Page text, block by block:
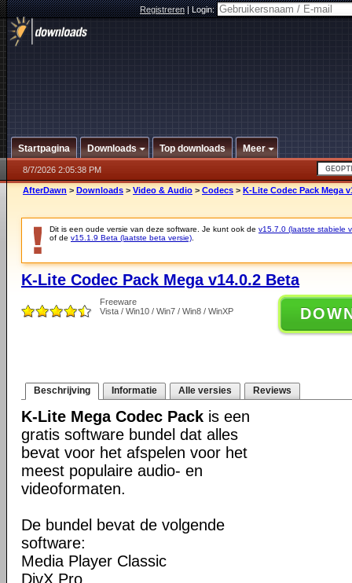
Registreren|Login:
Startpagina Downloads Top downloads Meer
8/7/2026 2:05:38 PM
AfterDawn > Downloads > Video & Audio > Codecs > K-Lite Codec Pack Mega
Dit is een oude versie van deze software. Je kunt ook de v15.7.0 (laatste stabiele
of de v15.1.9 Beta (laatste beta versie)
K-Lite Codec Pack Mega v14.0.2 Beta
Freeware
Vista / Win10 / Win7 / Win8 / WinXP
Beschrijving Informatie Alle versies Reviews
K-Lite Mega Codec Pack is een
gratis software bundel dat alles
bevat voor het afspelen voor het
meest populaire audio- en
videoformaten.
De bundel bevat de volgende
software:
Media Player Classic
DivX Pro